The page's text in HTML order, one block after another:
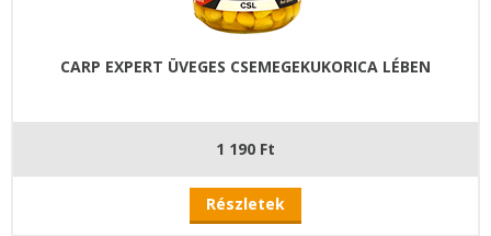
CARP EXPERT ÜVEGES CSEMEGEKUKORICA LÉBEN
1 190 Ft
Részletek